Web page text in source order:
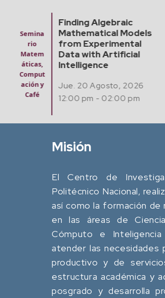
Semina
rio
Matem
áticas,
Comput
ación y
Café
Finding Algebraic
Mathematical Models
from Experimental
Data with Artificial
Intelligence
Jue. 20 Agosto, 2026
12:00 pm - 02:00 pm
Misión
El Centro de
Politécnico Nacional,
así como la formación de
en las áreas de
Cómputo e
atender las necesidades
productivo y de
estructura académica y
posgrado y desarrolla